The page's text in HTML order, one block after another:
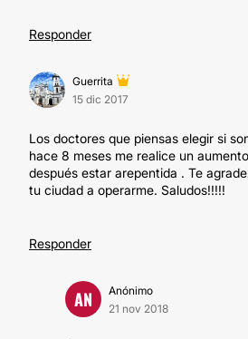
Responder
Guerrita
15 dic 2017
Los doctores que piensas elegir si
hace 8 meses me realice un
después estar arepentida . Te
tu ciudad a operarme. Saludos!!!!!
Responder
AN
Anónimo
21 nov 2018